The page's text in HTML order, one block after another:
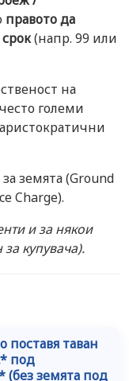
правото да
(напр. 99 или
на
големи
земята (Ground
Charge).
и за някои
купувача).
поставя таван
под
(без земята под